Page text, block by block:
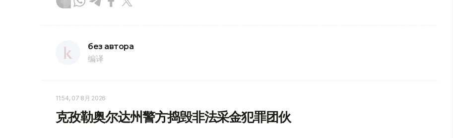
без автора
编译
11:54, 07 8月 2026
克孜勒奥尔达州警方捣毁非法采金犯罪团伙